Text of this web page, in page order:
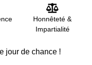
Honnêteté &
Impartialité
jour de chance !